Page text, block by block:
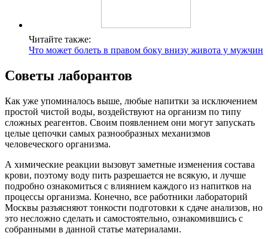
Читайте также:
Что может болеть в правом боку внизу живота у мужчин
Советы лаборантов
Как уже упоминалось выше, любые напитки за исключением
простой чистой воды, воздействуют на организм по типу
сложных реагентов. Своим появлением они могут запускать
целые цепочки самых разнообразных механизмов
человеческого организма.
А химические реакции вызовут заметные изменения состава
крови, поэтому воду пить разрешается не всякую, и лучше
подробно ознакомиться с влиянием каждого из напитков на
процессы организма. Конечно, все работники лабораторий
Москвы разъясняют тонкости подготовки к сдаче анализов, но
это несложно сделать и самостоятельно, ознакомившись с
собранными в данной статье материалами.